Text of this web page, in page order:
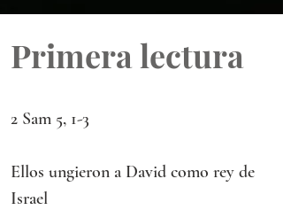
Primera lectura
2 Sam 5, 1-3
Ellos ungieron a David como rey de
Israel